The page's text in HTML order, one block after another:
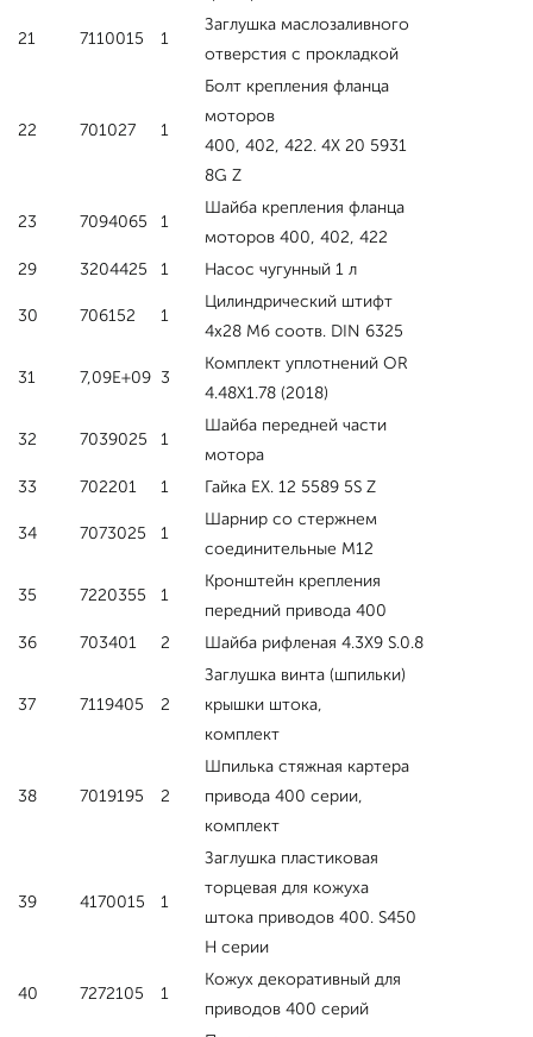
21 7110015 1
Заглушка маслозаливного
отверстия с прокладкой
22 701027 1
Болт крепления фланца
моторов
400, 402, 422. 4Х 20 5931
8G Z
23 7094065 1
Шайба крепления фланца
моторов 400, 402, 422
29
3204425 1 Насос чугунный 1 л
30 706152 1
Цилиндрический штифт
4x28 Мб соотв. DIN 6325
31 7,09E+09 3
Комплект уплотнений OR
4.48X1.78 (2018)
32 7039025 1
Шайба передней части
мотора
33
702201 1 Гайка ЕХ. 12 5589 5S Z
34 7073025 1
Шарнир со стержнем
соединительные М12
35 7220355 1
Кронштейн крепления
передний привода 400
36
703401 2 Шайба рифленая 4.3X9 S.0.8
37 7119405 2
Заглушка винта (шпильки)
крышки штока,
комплект
38 7019195 2
Шпилька стяжная картера
привода 400 серии,
комплект
39 4170015 1
Заглушка пластиковая
торцевая для кожуха
штока приводов 400. S450
Н серии
40 7272105 1
Кожух декоративный для
приводов 400 серий